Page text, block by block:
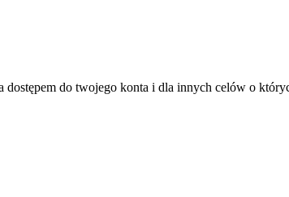
dostępem do twojego konta i dla innych celów o